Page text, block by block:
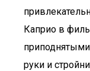
Каприо в
руки и